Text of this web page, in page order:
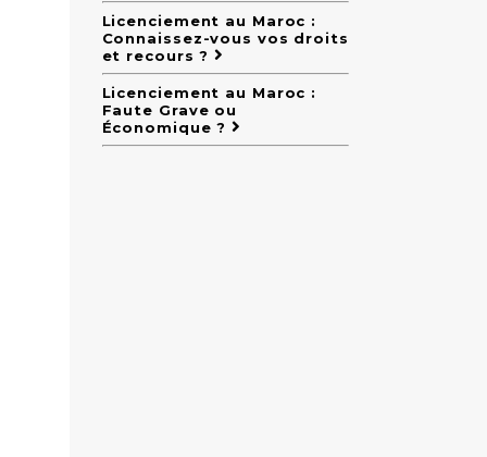
Licenciement au Maroc :
Connaissez-vous vos droits
et recours ?
Licenciement au Maroc :
Faute Grave ou
Économique ?